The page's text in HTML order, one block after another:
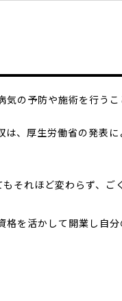
の予防や施術を行うこ
は、厚生労働省の発表に
それほど変わらず、ご
を活かして開業し自